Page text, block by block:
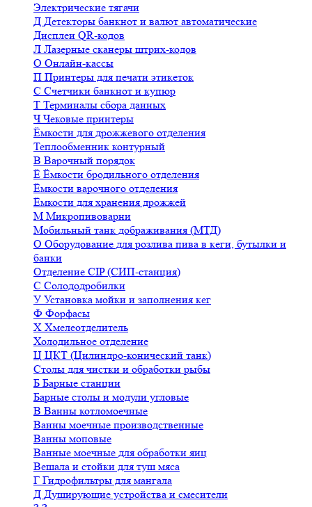
Электрические тягачи
Д Детекторы банкнот и валют автоматические
Дисплеи QR-кодов
Л Лазерные сканеры штрих-кодов
О Онлайн-кассы
П Принтеры для печати этикеток
С Счетчики банкнот и купюр
Т Терминалы сбора данных
ЧЧековые принтеры
Ёмкости для дрожжевого отделения
Теплообменник контурный
В Варочный порядок
Ё Ёмкости бродильного отделения
Ёмкости варочного отделения
Ёмкости для хранения дрожжей
М Микропивоварни
Мобильный танк дображивания (МТД)
О Оборудование для розлива пива в кеги, бутылки и
банки
Отделение CIP (СИП-станция)
С Солододробилки
У Установка мойки и заполнения кег
Ф Форфасы
Х Хмелеотделитель
Холодильное отделение
Ц ЦКТ (Цилиндро-конический танк)
Столы для чистки и обработки рыбы
Б Барные станции
Барные столы и модули угловые
В Ванны котломоечные
Ванны моечные производственные
Ванны моповые
Ванные моечные для обработки яиц
Вешала и стойки для туш мяса
Г Гидрофильтры для мангала
Д Душирующие устройства и смесители